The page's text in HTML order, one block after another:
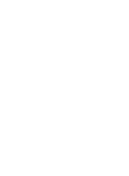
El presidente de LaLiga,
con los ultras en el fútbol
Congreso donde, además,
adelante en materia
directamente a dos
Así lo expresó Tebas en
«Hemos presentado a la
y también he dado
conductas de odio que
ilegalizarlo», concluía el